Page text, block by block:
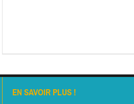
EN SAVOIR PLUS !